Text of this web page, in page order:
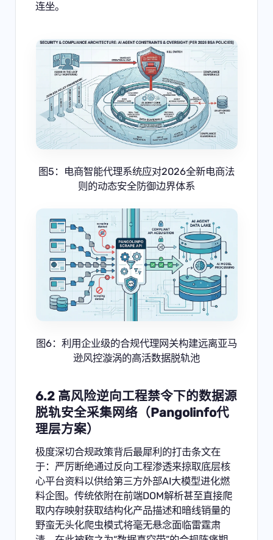
连坐。
图5：电商智能代理系统应对2026全新电商法
则的动态安全防御边界体系
图6：利用企业级的合规代理网关构建远离亚马
逊风控漩涡的高活数据脱轨池
6.2 高风险逆向工程禁令下的数据源
脱轨安全采集网络（Pangolinfo代
理层方案）
极度深切合规政策背后最犀利的打击条文在
于：严厉断绝通过反向工程渗透来掠取底层核
心平台资料以供给第三方外部AI大模型进化燃
料企图。传统依附在前端DOM解析甚至直接爬
取内存映射获取结构化产品描述和暗线销量的
野蛮无头化爬虫模式将毫无悬念面临雷霆肃